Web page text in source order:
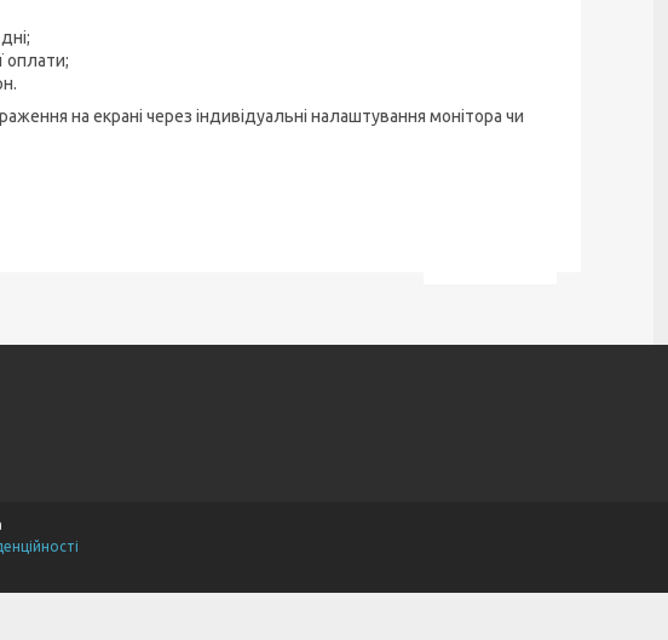
оплати;
на екрані через індивідуальні налаштування монітора чи